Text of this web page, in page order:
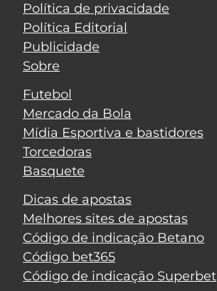
Política de privacidade
Política Editorial
Publicidade
Sobre
Futebol
Mercado da Bola
Mídia Esportiva e bastidores
Torcedoras
Basquete
Dicas de apostas
Melhores sites de apostas
Código de indicação Betano
Código bet365
Código de indicação Superbet